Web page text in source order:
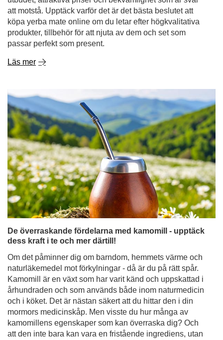
att motstå. Upptäck varför det är det bästa beslutet att
köpa yerba mate online om du letar efter högkvalitativa
produkter, tillbehör för att njuta av dem och set som
passar perfekt som present.
Läs mer
De överraskande fördelarna med kamomill - upptäck
dess kraft i te och mer därtill!
Om det påminner dig om barndom, hemmets värme och
naturläkemedel mot förkylningar - då är du på rätt spår.
Kamomill är en växt som har varit känd och uppskattad i
århundraden och som används både inom naturmedicin
och i köket. Det är nästan säkert att du hittar den i din
mormors medicinskåp. Men visste du hur många av
kamomillens egenskaper som kan överraska dig? Och
att den inte bara kan vara en fristående ingrediens, utan